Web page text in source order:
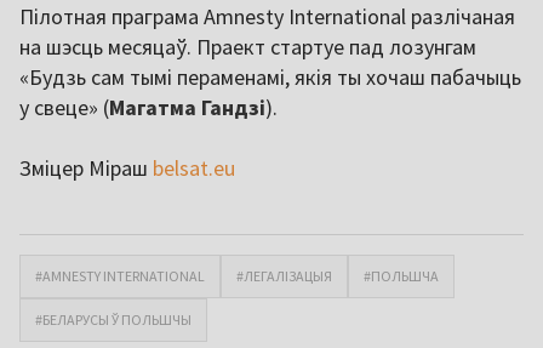
Пілотная праграма Amnesty International разлічаная
на шэсць месяцаў. Праект стартуе пад лозунгам
«Будзь сам тымі пераменамі, якія ты хочаш пабачыць
у свеце» (Магатма Гандзі).
Зміцер Міраш belsat.eu
#AMNESTY INTERNATIONAL #ЛЕГАЛІЗАЦЫЯ #ПОЛЬШЧА
#БЕЛАРУСЫ Ў ПОЛЬШЧЫ